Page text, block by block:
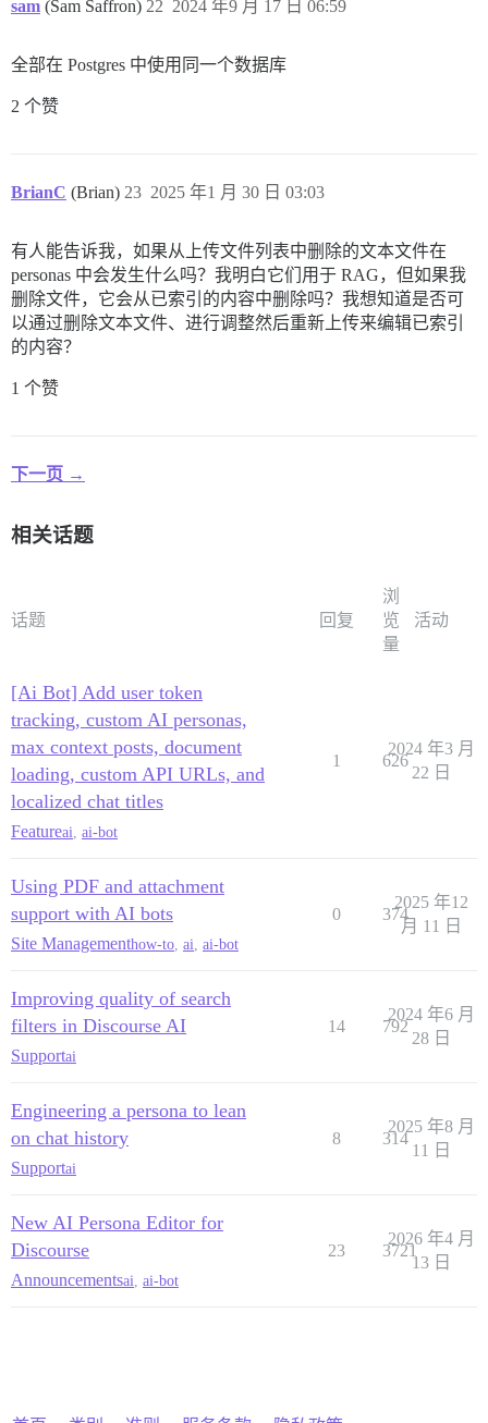
sam (Sam Saffron) 2024 年9 月 17 日 06:59
22
全部在 Postgres 中使用同一个数据库
2 个赞
BrianC (Brian) 2025 年1 月 30 日 03:03
23
有人能告诉我，如果从上传文件列表中删除的文本文件在
personas 中会发生什么吗？我明白它们用于 RAG，但如果我
删除文件，它会从已索引的内容中删除吗？我想知道是否可
以通过删除文本文件、进行调整然后重新上传来编辑已索引
的内容？
1 个赞
下一页 →
相关话题
话题 回复
浏
览
量
活动
[Ai Bot] Add user token
tracking, custom AI personas,
max context posts, document
loading, custom API URLs, and
localized chat titles
Featureai ai-bot
1 626
2024 年3 月
22 日
Using PDF and attachment
support with AI bots
Site Managementhow-to ai ai-bot
0 374
2025 年12
月 11 日
Improving quality of search
filters in Discourse AI
Supportai
14 792
2024 年6 月
28 日
Engineering a persona to lean
on chat history
Supportai
8 314
2025 年8 月
11 日
New AI Persona Editor for
Discourse
Announcementsai ai-bot
23 3721
2026 年4 月
13 日